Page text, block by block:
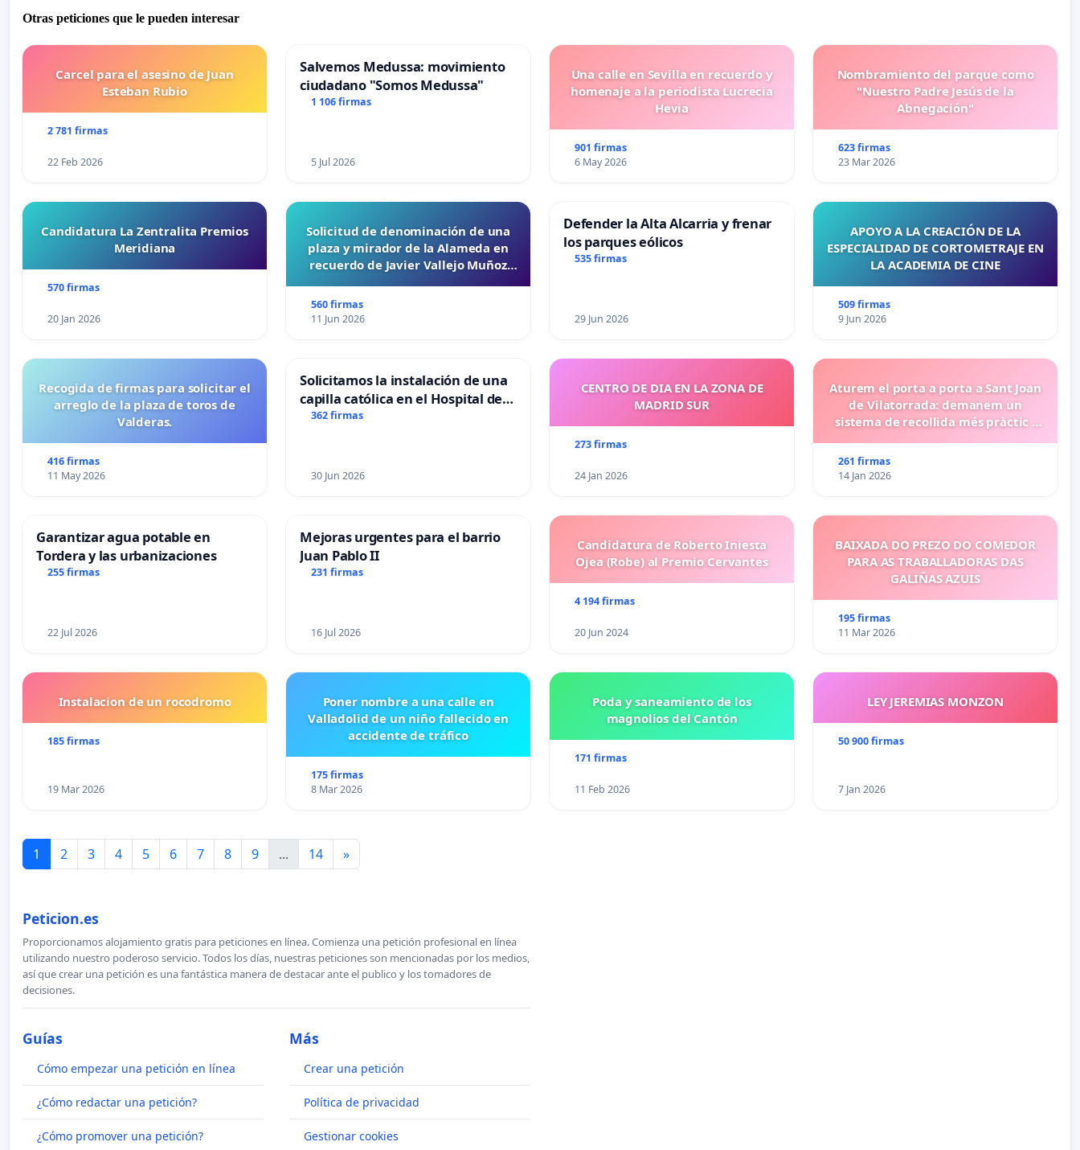
Otras peticiones que le pueden interesar
Carcel para el asesino de Juan
Esteban Rubio
2 781 firmas
22 Feb 2026
Salvemos Medussa: movimiento
ciudadano "Somos Medussa"
1 106 firmas
5 Jul 2026
Una calle en Sevilla en recuerdo y
homenaje a la periodista Lucrecia
Hevia
901 firmas
6 May 2026
Nombramiento del parque como
"Nuestro Padre Jesús de la
Abnegación"
623 firmas
23 Mar 2026
Candidatura La Zentralita Premios
Meridiana
570 firmas
20 Jan 2026
Solicitud de denominación de una
plaza y mirador de la Alameda en
recuerdo de Javier Vallejo Muñoz
560 firmas
11 Jun 2026
Defender la Alta Alcarria y frenar
los parques eólicos
535 firmas
29 Jun 2026
APOYO A LA CREACIÓN DE LA
ESPECIALIDAD DE CORTOMETRAJE EN
LA ACADEMIA DE CINE
509 firmas
9 Jun 2026
Recogida de firmas para solicitar el
arreglo de la plaza de toros de
Valderas.
416 firmas
11 May 2026
Solicitamos la instalación de una
capilla católica en el Hospital de
Alcañiz
362 firmas
30 Jun 2026
CENTRO DE DIA EN LA ZONA DE
MADRID SUR
273 firmas
24 Jan 2026
Aturem el porta a porta a Sant Joan
de Vilatorrada: demanem un
sistema de recollida més pràctic i
261 firmas
14 Jan 2026
Garantizar agua potable en
Tordera y las urbanizaciones
255 firmas
22 Jul 2026
Mejoras urgentes para el barrio
Juan Pablo II
231 firmas
16 Jul 2026
Candidatura de Roberto Iniesta
Ojea (Robe) al Premio Cervantes
4 194 firmas
20 Jun 2024
BAIXADA DO PREZO DO COMEDOR
PARA AS TRABALLADORAS DAS
GALIÑAS AZUIS
195 firmas
11 Mar 2026
Instalacion de un rocodromo
185 firmas
19 Mar 2026
Poner nombre a una calle en
Valladolid de un niño fallecido en
accidente de tráfico
175 firmas
8 Mar 2026
Poda y saneamiento de los
magnolios del Cantón
171 firmas
11 Feb 2026
LEY JEREMIAS MONZON
50 900 firmas
7 Jan 2026
1 2 3 4 5 6 7 8 9 ... 14 »
Peticion.es
Proporcionamos alojamiento gratis para peticiones en línea. Comienza una petición profesional en línea
utilizando nuestro poderoso servicio. Todos los días, nuestras peticiones son mencionadas por los medios,
así que crear una petición es una fantástica manera de destacar ante el publico y los tomadores de
decisiones.
Guías
Cómo empezar una petición en línea
¿Cómo redactar una petición?
¿Cómo promover una petición?
Más
Crear una petición
Política de privacidad
Gestionar cookies